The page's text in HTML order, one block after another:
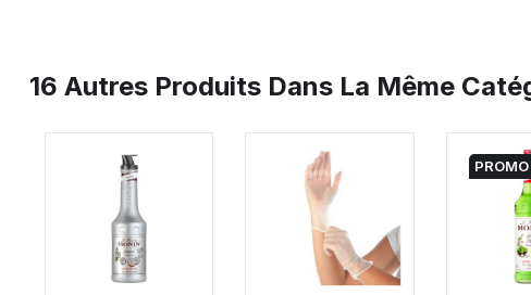
16 Autres Produits Dans La Même
PROMO